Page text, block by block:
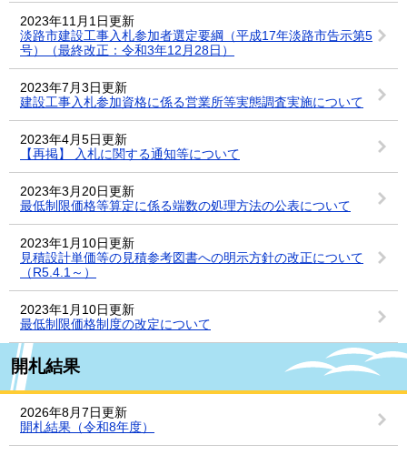
2023年11月1日更新
淡路市建設工事入札参加者選定要綱（平成17年淡路市告示第5
号）（最終改正：令和3年12月28日）
2023年7月3日更新
建設工事入札参加資格に係る営業所等実態調査実施について
2023年4月5日更新
【再掲】 入札に関する通知等について
2023年3月20日更新
最低制限価格等算定に係る端数の処理方法の公表について
2023年1月10日更新
見積設計単価等の見積参考図書への明示方針の改正について
（R5.4.1～）
2023年1月10日更新
最低制限価格制度の改定について
開札結果
2026年8月7日更新
開札結果（令和8年度）